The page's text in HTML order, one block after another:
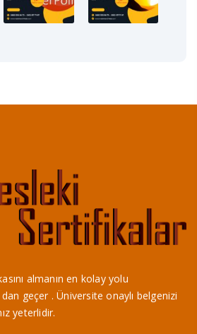
almanın en kolay yolu
geçer . Üniversite onaylı belgenizi
yeterlidir.